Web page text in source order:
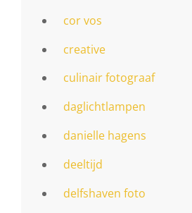
cor vos
creative
culinair fotograaf
daglichtlampen
danielle hagens
deeltijd
delfshaven foto